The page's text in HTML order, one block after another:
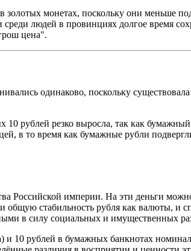
золотых монетах, поскольку они меньше
людей в провинциях долгое время
цена".
одинаково, поскольку
10 рублей резко выросла, так как
в то время как бумажные рубли
Российской империи. На эти деньги
общую стабильность рубля как валюты, и
в силу социальных и имущественных
и 10 рублей в бумажных банкнотах